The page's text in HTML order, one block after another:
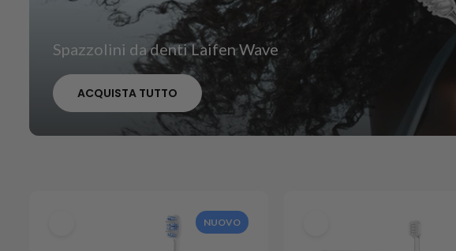
Spazzolini da denti Laifen Wave
ACQUISTA TUTTO
NUOVO